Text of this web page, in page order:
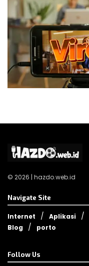
© 2026 | hazdo.web.id
Navigate Site
Internet Aplikasi
Blog
porto
Follow Us